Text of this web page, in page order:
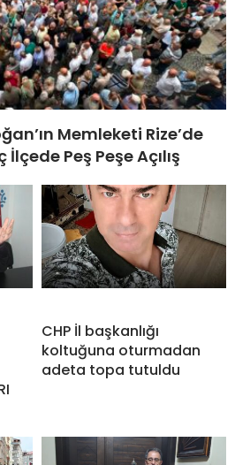
Memleketi Rize’de
Peş Peşe Açılış
CHP İl başkanlığı
koltuğuna oturmadan
adeta topa tutuldu